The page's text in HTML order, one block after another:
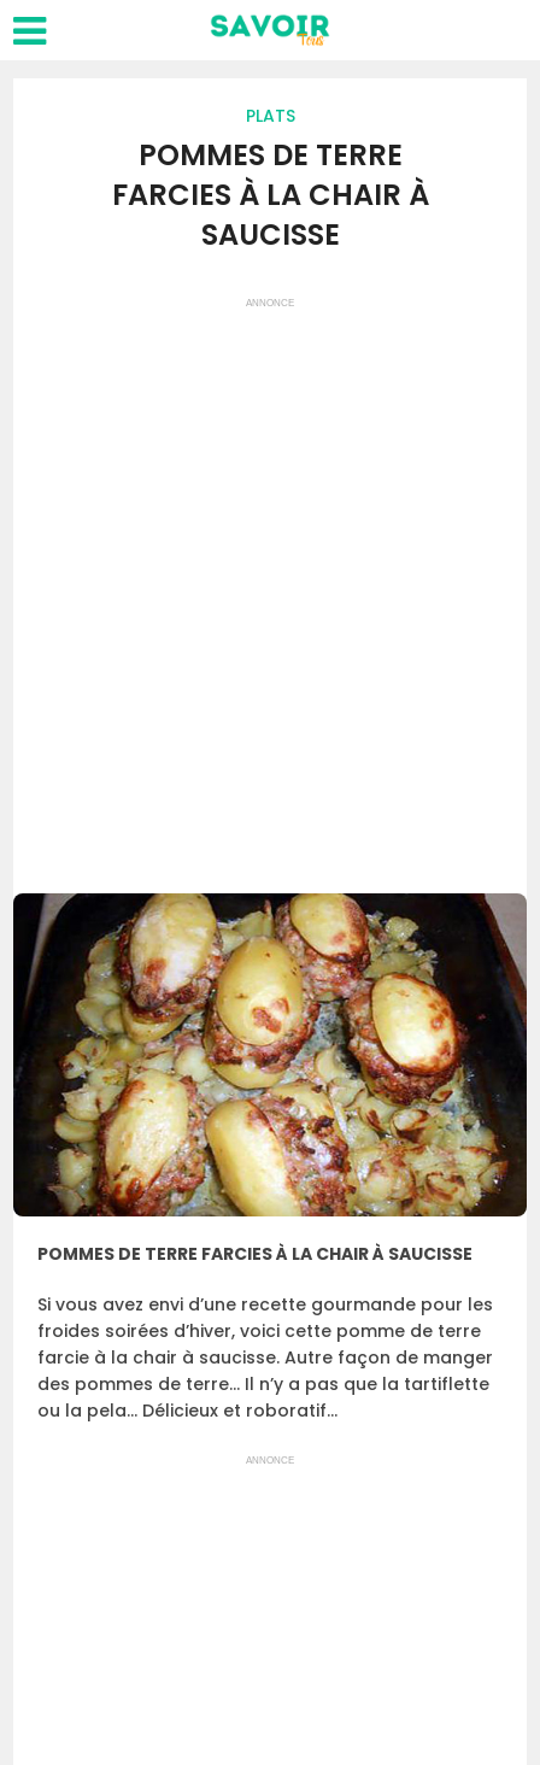
PLATS
POMMES DE TERRE
FARCIES À LA CHAIR À
SAUCISSE
ANNONCE
POMMES DE TERRE FARCIES À LA CHAIR À SAUCISSE
Si vous avez envi d’une recette gourmande pour les
froides soirées d’hiver, voici cette pomme de terre
farcie à la chair à saucisse. Autre façon de manger
des pommes de terre… Il n’y a pas que la tartiflette
ou la pela… Délicieux et roboratif…
ANNONCE